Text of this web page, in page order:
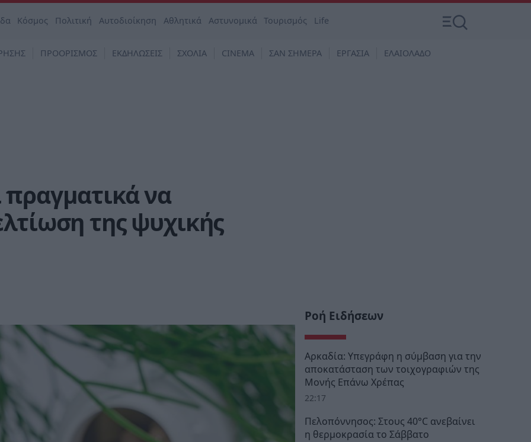
Κόσμος Πολιτική Αυτοδιοίκηση Αθλητικά Αστυνομικά Τουρισμός Life
ΠΡΟΟΡΙΣΜΟΣ ΕΚΔΗΛΩΣΕΙΣ ΣΧΟΛΙΑ CINEMA ΣΑΝ ΣΗΜΕΡΑ ΕΡΓΑΣΙΑ ΕΛΑΙΟΛΑΔΟ
να
της ψυχικής
Ροή Ειδήσεων
Αρκαδία: Υπεγράφη η σύμβαση για την
αποκατάσταση των τοιχογραφιών της
Μονής Επάνω Χρέπας
22:17
Πελοπόννησος: Στους 40°C ανεβαίνει
η θερμοκρασία το Σάββατο